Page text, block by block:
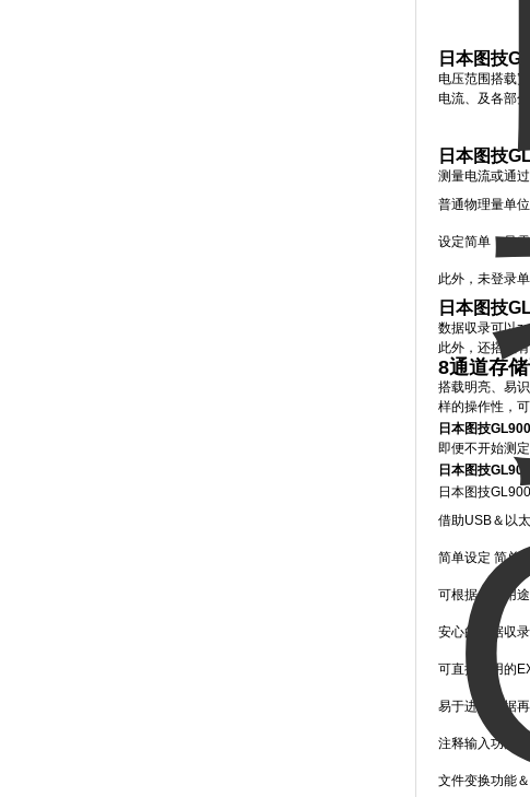
日本图技
电压范围搭载
电流、及各部
日本图技
测量电流或通
普通物理量单
设定简单，只
此外，未登录
日本图技
数据収录可以
此外，还搭载
8通道存
搭载明亮、易
样的操作性，
日本图技
即便不开始测
日本图技
日本图技
借助USB＆以
简单设定 简单操
可根据具体用
安心的数据収
可直接使用的
易于进行数据
注释输入功能
文件变换功能